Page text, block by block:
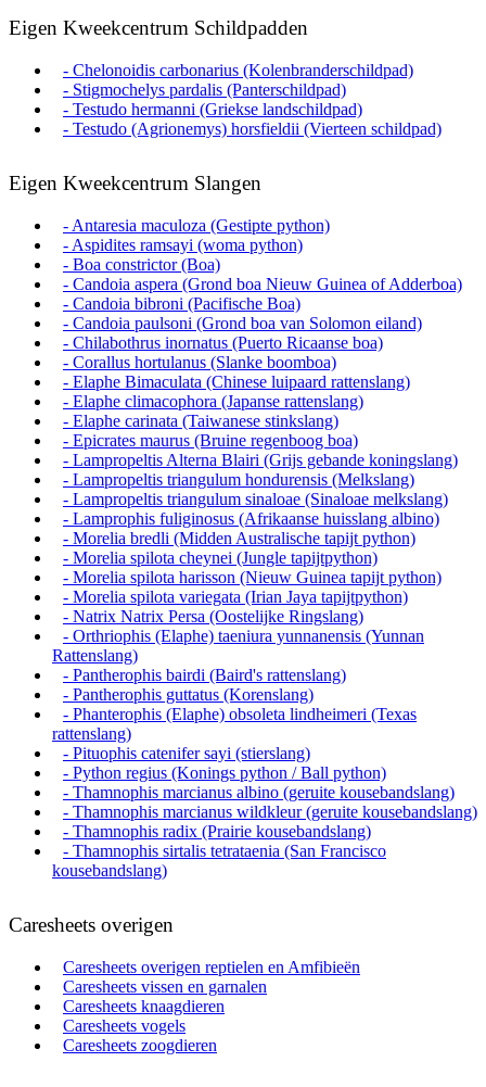
Eigen Kweekcentrum Schildpadden
- Chelonoidis carbonarius (Kolenbranderschildpad)
- Stigmochelys pardalis (Panterschildpad)
- Testudo hermanni (Griekse landschildpad)
- Testudo (Agrionemys) horsfieldii (Vierteen schildpad)
Eigen Kweekcentrum Slangen
- Antaresia maculoza (Gestipte python)
- Aspidites ramsayi (woma python)
- Boa constrictor (Boa)
- Candoia aspera (Grond boa Nieuw Guinea of Adderboa)
- Candoia bibroni (Pacifische Boa)
- Candoia paulsoni (Grond boa van Solomon eiland)
- Chilabothrus inornatus (Puerto Ricaanse boa)
- Corallus hortulanus (Slanke boomboa)
- Elaphe Bimaculata (Chinese luipaard rattenslang)
- Elaphe climacophora (Japanse rattenslang)
- Elaphe carinata (Taiwanese stinkslang)
- Epicrates maurus (Bruine regenboog boa)
- Lampropeltis Alterna Blairi (Grijs gebande koningslang)
- Lampropeltis triangulum hondurensis (Melkslang)
- Lampropeltis triangulum sinaloae (Sinaloae melkslang)
- Lamprophis fuliginosus (Afrikaanse huisslang albino)
- Morelia bredli (Midden Australische tapijt python)
- Morelia spilota cheynei (Jungle tapijtpython)
- Morelia spilota harisson (Nieuw Guinea tapijt python)
- Morelia spilota variegata (Irian Jaya tapijtpython)
- Natrix Natrix Persa (Oostelijke Ringslang)
- Orthriophis (Elaphe) taeniura yunnanensis (Yunnan
Rattenslang)
- Pantherophis bairdi (Baird's rattenslang)
- Pantherophis guttatus (Korenslang)
- Phanterophis (Elaphe) obsoleta lindheimeri (Texas
rattenslang)
- Pituophis catenifer sayi (stierslang)
- Python regius (Konings python / Ball python)
- Thamnophis marcianus albino (geruite kousebandslang)
- Thamnophis marcianus wildkleur (geruite kousebandslang)
- Thamnophis radix (Prairie kousebandslang)
- Thamnophis sirtalis tetrataenia (San Francisco
kousebandslang)
Caresheets overigen
Caresheets overigen reptielen en Amfibieën
Caresheets vissen en garnalen
Caresheets knaagdieren
Caresheets vogels
Caresheets zoogdieren